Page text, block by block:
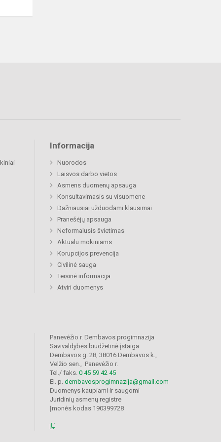
Informacija
Nuorodos
Laisvos darbo vietos
Asmens duomenų apsauga
Konsultavimasis su visuomene
Dažniausiai užduodami klausimai
Pranešėjų apsauga
Neformalusis švietimas
Aktualu mokiniams
Korupcijos prevencija
Civilinė sauga
Teisinė informacija
Atviri duomenys
Panevėžio r. Dembavos progimnazija
Savivaldybės biudžetinė įstaiga
Dembavos g. 28, 38016 Dembavos k.,
Velžio sen., Panevėžio r.
Tel./ faks. 0 45 59 42 45
El. p. dembavosprogimnazija@gmail.com
Duomenys kaupiami ir saugomi
Juridinių asmenų registre
Įmonės kodas 190399728